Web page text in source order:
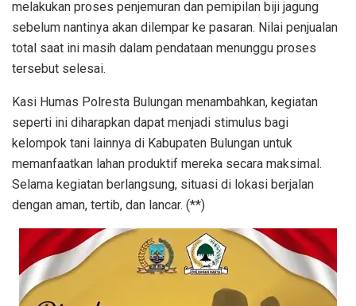
melakukan proses penjemuran dan pemipilan biji jagung
sebelum nantinya akan dilempar ke pasaran. Nilai penjualan
total saat ini masih dalam pendataan menunggu proses
tersebut selesai.
​Kasi Humas Polresta Bulungan menambahkan, kegiatan
seperti ini diharapkan dapat menjadi stimulus bagi
kelompok tani lainnya di Kabupaten Bulungan untuk
memanfaatkan lahan produktif mereka secara maksimal.
Selama kegiatan berlangsung, situasi di lokasi berjalan
dengan aman, tertib, dan lancar. (**)